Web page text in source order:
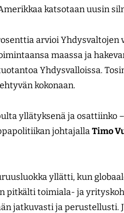
katsotaan uusin
arvioi Yhdysvaltojen
maassa ja
Yhdysvalloissa.
kokonaan.
yllätyksenä ja osattiinko
johtajallaTimo
yllätti, kun
pitkälti toimiala- ja
jatkuvasti ja perustellusti.